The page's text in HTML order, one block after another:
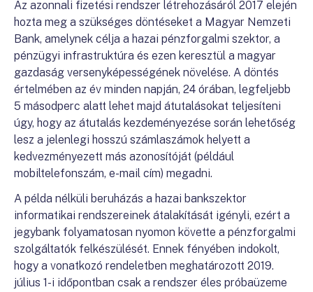
Az azonnali fizetési rendszer létrehozásáról 2017 elején
hozta meg a szükséges döntéseket a Magyar Nemzeti
Bank, amelynek célja a hazai pénzforgalmi szektor, a
pénzügyi infrastruktúra és ezen keresztül a magyar
gazdaság versenyképességének növelése. A döntés
értelmében az év minden napján, 24 órában, legfeljebb
5 másodperc alatt lehet majd átutalásokat teljesíteni
úgy, hogy az átutalás kezdeményezése során lehetőség
lesz a jelenlegi hosszú számlaszámok helyett a
kedvezményezett más azonosítóját (például
mobiltelefonszám, e-mail cím) megadni.
A példa nélküli beruházás a hazai bankszektor
informatikai rendszereinek átalakítását igényli, ezért a
jegybank folyamatosan nyomon követte a pénzforgalmi
szolgáltatók felkészülését. Ennek fényében indokolt,
hogy a vonatkozó rendeletben meghatározott 2019.
július 1-i időpontban csak a rendszer éles próbaüzeme